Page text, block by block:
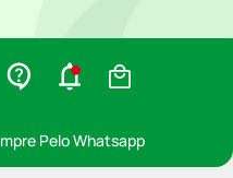
Pelo Whatsapp